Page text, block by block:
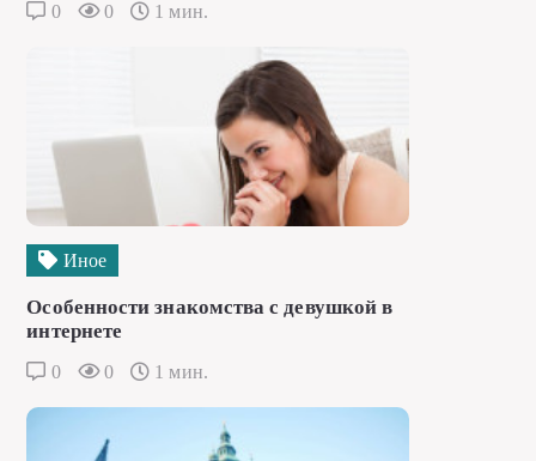
0 0 1 мин.
Иное
Особенности знакомства с девушкой в
интернете
0 0 1 мин.